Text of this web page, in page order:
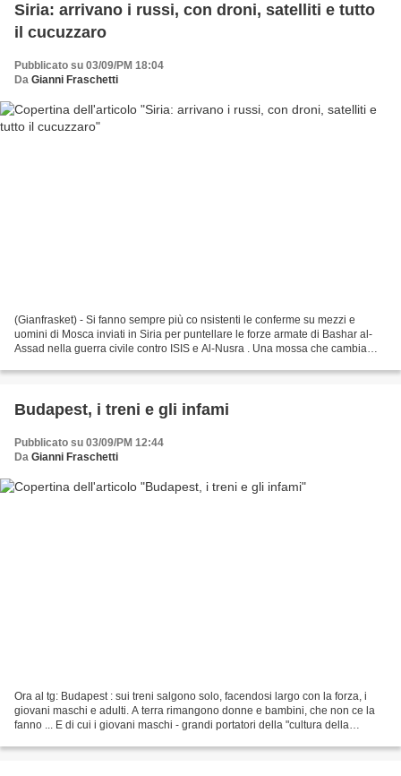
Siria: arrivano i russi, con droni, satelliti e tutto
il cucuzzaro
Pubblicato su 03/09/PM 18:04
Da Gianni Fraschetti
(Gianfrasket) - Si fanno sempre più co nsistenti le conferme su mezzi e
uomini di Mosca inviati in Siria per puntellare le forze armate di Bashar al-
Assad nella guerra civile contro ISIS e Al-Nusra . Una mossa che cambia
Budapest, i treni e gli infami
Pubblicato su 03/09/PM 12:44
Da Gianni Fraschetti
Ora al tg: Budapest : sui treni salgono solo, facendosi largo con la forza, i
giovani maschi e adulti. A terra rimangono donne e bambini, che non ce la
fanno ... E di cui i giovani maschi - grandi portatori della "cultura della